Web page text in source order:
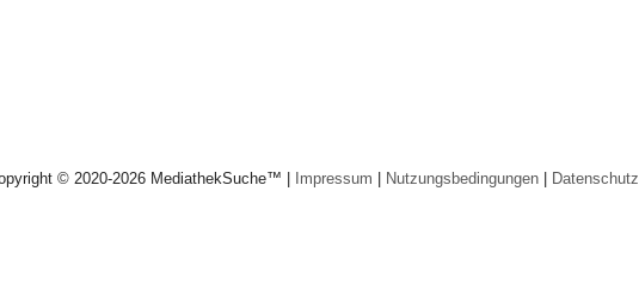
© 2020-2026 MediathekSuche™ | Impressum | Nutzungsbedingungen| Datenschutz